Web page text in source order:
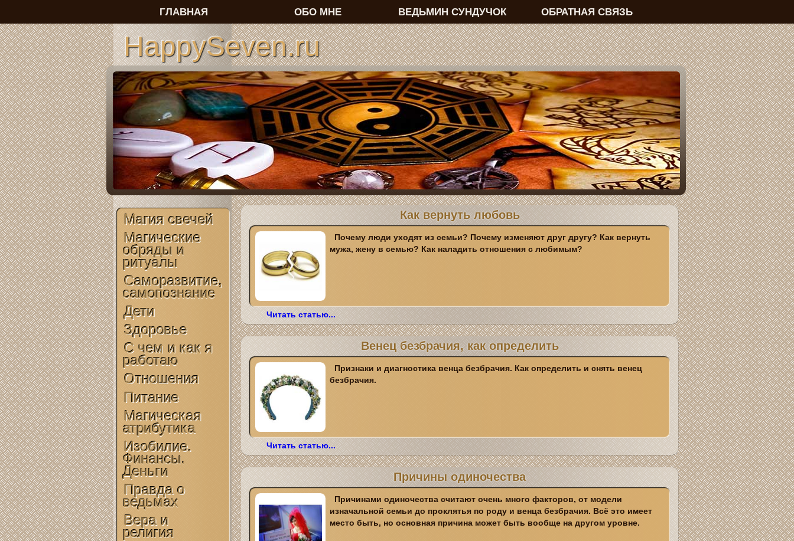
HappySeven.ru
Магия свечей
Магические
обряды и
ритуалы
Саморазвитие,
самопознание
Дети
Здоровье
С чем и как я
работаю
Отношения
Питание
Магическая
атрибутика
Изобилие.
Финансы.
Деньги
Правда о
ведьмах
Вера и
религия
Как вернуть любовь
Почему люди уходят из семьи? Почему изменяют друг другу? Как вернуть
мужа, жену в семью? Как наладить отношения с любимым?
Читать статью...
Венец безбрачия, как определить
Признаки и диагностика венца безбрачия. Как определить и снять венец
безбрачия.
Читать статью...
Причины одиночества
Причинами одиночества считают очень много факторов, от модели
изначальной семьи до проклятья по роду и венца безбрачия. Всё это имеет
место быть, но основная причина может быть вообще на другом уровне.
ГЛАВНАЯ ОБО МНЕ ВЕДЬМИН СУНДУЧОК ОБРАТНАЯ СВЯЗЬ